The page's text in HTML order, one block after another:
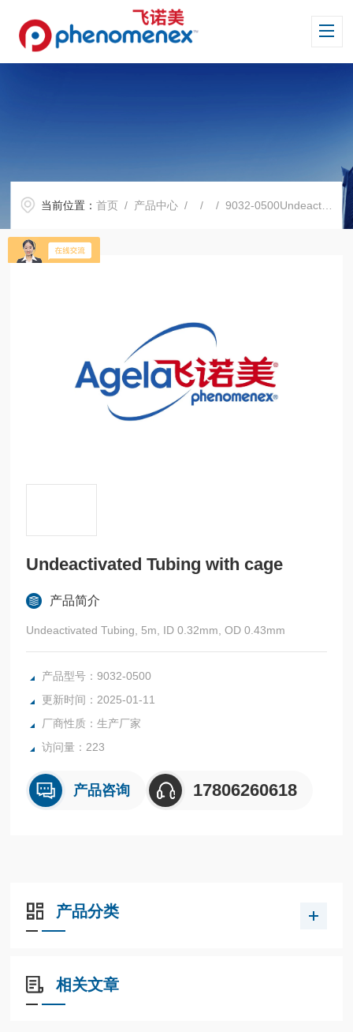
当前位置：首页 / 产品中心 / / / 9032-0500Undeactivated Tubing with cage
Undeactivated Tubing with cage
产品简介
Undeactivated Tubing, 5m, ID 0.32mm, OD 0.43mm
产品型号：9032-0500
更新时间：2025-01-11
厂商性质：生产厂家
访问量：223
产品咨询 17806260618
产品分类
相关文章